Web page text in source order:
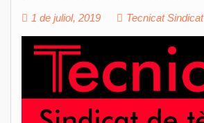
1 de juliol, 2019 Tecnicat Sindicat